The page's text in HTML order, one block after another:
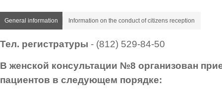
General information Information on the conduct of citizens reception
Тел. регистратуры - (812) 529-84-50
В женской консультации №8 организован
пациентов в следующем порядке: